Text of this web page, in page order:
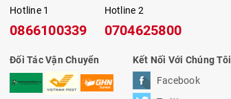
Hotline 1
0866100339
Hotline 2
0704625800
Đối Tác Vận Chuyển
Kết Nối Với Chúng Tôi
Facebook